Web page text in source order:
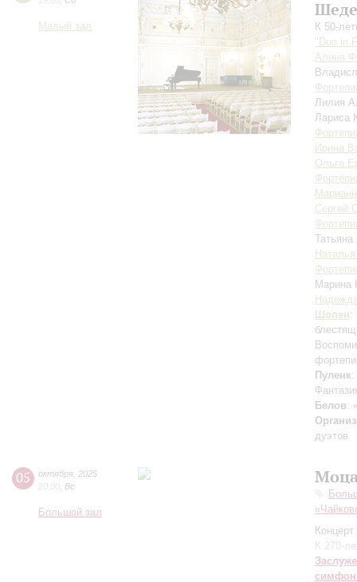
Малый зал
К 50-
"Duo in
Алина
Лилия
Лариса
Ирина
Ольга
Сергей
Марина
Шопен:
Пуленк:
Белов:
дуэтов
05 октября 2025
20:00 Вс
Большой зал
К 270-